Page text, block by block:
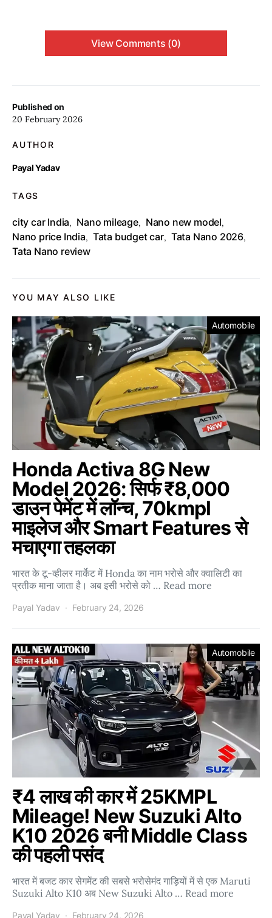
Published on
20 February 2026
AUTHOR
Payal Yadav
TAGS
city car India, Nano mileage, Nano new model,
Nano price India, Tata budget car, Tata Nano 2026,
Tata Nano review
View Comments (0)
YOU MAY ALSO LIKE
Automobile
Honda Activa 8G New
Model 2026: सिर्फ ₹8,000
डाउन पेमेंट में लॉन्च, 70kmpl
माइलेज और Smart Features से
मचाएगा तहलका
भारत के टू-व्हीलर मार्केट में Honda का नाम भरोसे और क्वालिटी का
प्रतीक माना जाता है। अब इसी भरोसे को … Read more
Payal Yadav February 24, 2026
Automobile
₹4 लाख की कार में 25KMPL
Mileage! New Suzuki Alto
K10 2026 बनी Middle Class
की पहली पसंद
भारत में बजट कार सेगमेंट की सबसे भरोसेमंद गाड़ियों में से एक Maruti
Suzuki Alto K10 अब New Suzuki Alto … Read more
Payal Yadav February 24, 2026